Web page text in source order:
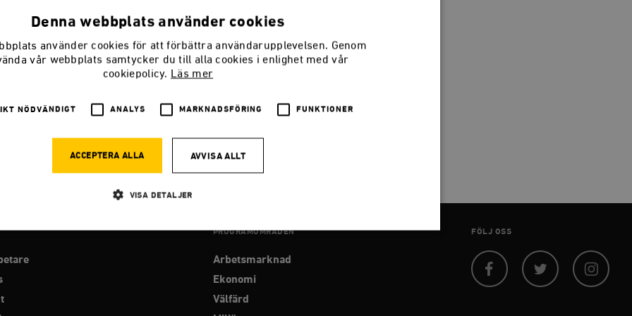
understood economics they wouldn’t be socialists.” –
PROGRAMOMRÅDEN
Arbetsmarknad
Ekonomi
Välfärd
FÖLJ OSS
Denna webbplats använder cookies
använder cookies för att förbättra användarupplevelsen. Genom
vår webbplats samtycker du till alla cookies i enlighet med vår
cookiepolicy. Läs mer
NÖDVÄNDIGT ANALYS MARKNADSFÖRING FUNKTIONER
ACCEPTERA ALLA AVVISA ALLT
VISA DETALJER
kärnwebbplatsfunktioner som användarinloggning och kontohantering. Webbplatsen kan inte användas ordentligt